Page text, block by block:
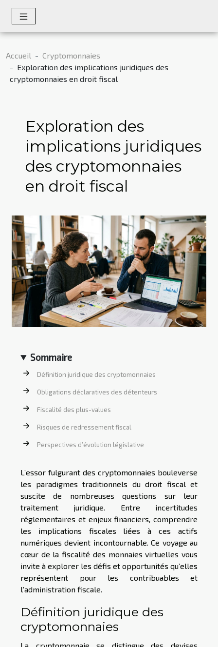
Accueil
Cryptomonnaies
Exploration des implications juridiques des
cryptomonnaies en droit fiscal
Exploration des
implications juridiques
des cryptomonnaies
en droit fiscal
Sommaire
Définition juridique des cryptomonnaies
Obligations déclaratives des détenteurs
Fiscalité des plus-values
Risques de redressement fiscal
Perspectives d’évolution législative
L’essor fulgurant des cryptomonnaies bouleverse
les paradigmes traditionnels du droit fiscal et
suscite de nombreuses questions sur leur
traitement juridique. Entre incertitudes
réglementaires et enjeux financiers, comprendre
les implications fiscales liées à ces actifs
numériques devient incontournable. Ce voyage au
cœur de la fiscalité des monnaies virtuelles vous
invite à explorer les défis et opportunités qu’elles
représentent pour les contribuables et
l’administration fiscale.
Définition juridique des
cryptomonnaies